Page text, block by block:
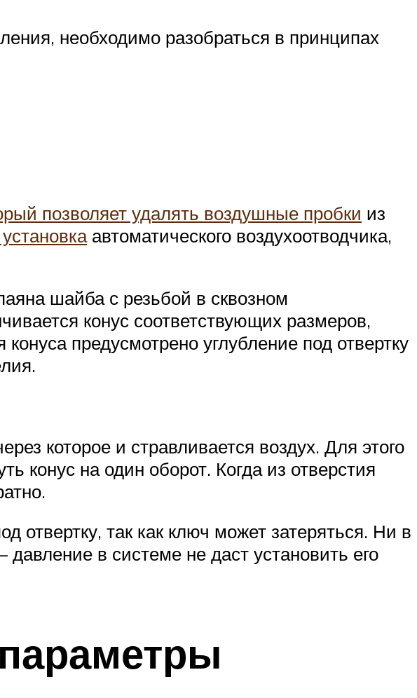
необходимо разобраться в принципах
позволяет удалять воздушные пробки из
автоматического воздухоотводчика,
шайба с резьбой в сквозном
конус соответствующих размеров,
предусмотрено углубление под отвертку
которое и стравливается воздух. Для этого
конус на один оборот. Когда из отверстия
отвертку, так как ключ может затеряться. Ни в
в системе не даст установить его